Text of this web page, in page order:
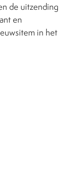
de uitzending
en
in het